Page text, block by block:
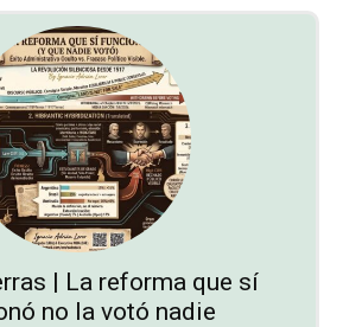
| La reforma que sí
no la votó nadie